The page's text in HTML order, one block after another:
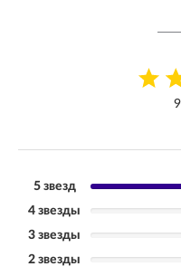
5 звезд
4 звезды
3 звезды
2 звезды